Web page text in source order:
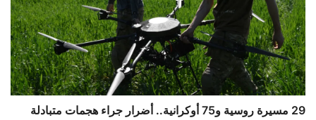
29 مسيرة روسية و75 أوكرانية.. أضرار جراء هجمات متبادلة